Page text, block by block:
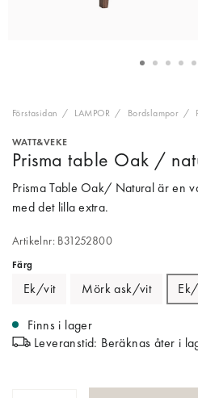
Förstasidan LAMPOR Bordslampor
WATT&VEKE
Prisma table Oak /
Prisma Table Oak/ Natural är en
med det lilla extra.
Artikelnr: B31252800
Färg
Ek/vit Mörk ask/vit
Finns i lager
Leveranstid: Beräknas åter i